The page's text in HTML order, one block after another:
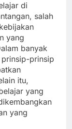
di
salah
yang
banyak
prinsip
itu,
yang
yang